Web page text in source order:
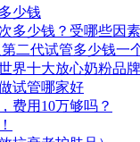
少钱
多少钱？受哪些因
二代试管多少钱一
界十大放心奶粉品牌
试管哪家好
费用10万够吗？